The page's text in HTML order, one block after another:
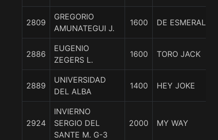
2809
GREGORIO
AMUNATEGUI J.
1600 DE ESMERALDA
2886
EUGENIO
ZEGERS L.
1600 TORO JACK
2889
UNIVERSIDAD
DEL ALBA
1400 HEY JOKE
2924
INVIERNO
SERGIO DEL
SANTE M. G-3
2000 MY WAY